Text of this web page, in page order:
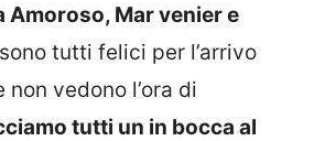
Amoroso, Mar venier e
tutti felici per l’arrivo
vedono l’ora di
tutti un in bocca al